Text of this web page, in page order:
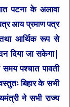
पटना के अलावा
आय प्रमाण पत्र
तथा आर्थिक रूप से
दिया जा सकेगा|
पश्चात पावती
बिहार के सभी
ने सभी राज्य